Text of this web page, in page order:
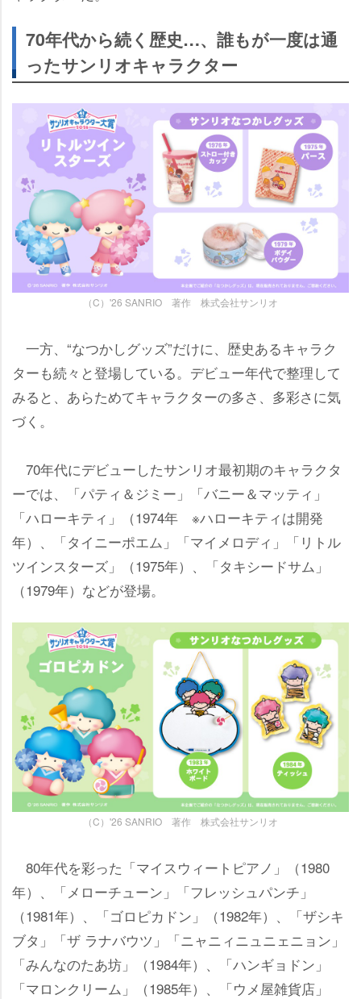
70年代から続く歴史…、誰もが一度は通
ったサンリオキャラクター
（C）'26 SANRIO 著作 株式会社サンリオ
一方、“なつかしグッズ”だけに、歴史あるキャラク
ターも続々と登場している。デビュー年代で整理して
みると、あらためてキャラクターの多さ、多彩さに気
づく。
70年代にデビューしたサンリオ最初期のキャラクタ
ーでは、「パティ＆ジミー」「バニー＆マッティ」
「ハローキティ」（1974年 ※ハローキティは開発
年）、「タイニーポエム」「マイメロディ」「リトル
ツインスターズ」（1975年）、「タキシードサム」
（1979年）などが登場。
（C）'26 SANRIO 著作 株式会社サンリオ
80年代を彩った「マイスウィートピアノ」（1980
年）、「メローチューン」「フレッシュパンチ」
（1981年）、「ゴロピカドン」（1982年）、「ザシキ
ブタ」「ザ ラナバウツ」「ニャニィニュニェニョン」
「みんなのたあ坊」（1984年）、「ハンギョドン」
「マロンクリーム」（1985年）、「ウメ屋雑貨店」